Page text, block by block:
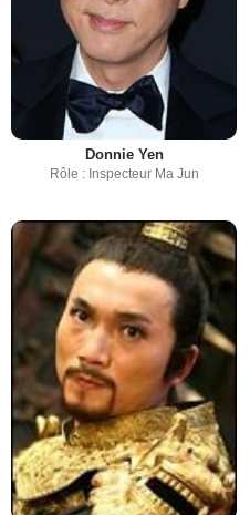
Donnie Yen
Rôle : Inspecteur Ma Jun